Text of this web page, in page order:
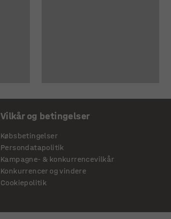
Vilkår og betingelser
Købsbetingelser
Persondatapolitik
Kampagne- & konkurrencevilkår
Konkurrencer og vindere
Cookiepolitik